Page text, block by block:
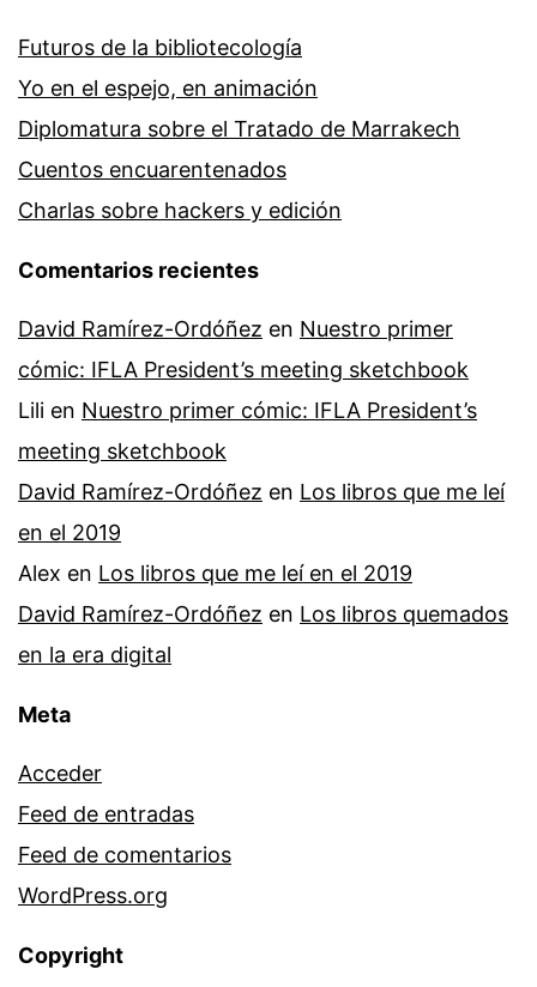
Futuros de la bibliotecología
Yo en el espejo, en animación
Diplomatura sobre el Tratado de Marrakech
Cuentos encuarentenados
Charlas sobre hackers y edición
Comentarios recientes
David Ramírez-Ordóñez en Nuestro primer
cómic: IFLA President’s meeting sketchbook
Lili en Nuestro primer cómic: IFLA President’s
meeting sketchbook
David Ramírez-Ordóñez en Los libros que me leí
en el 2019
Alex en Los libros que me leí en el 2019
David Ramírez-Ordóñez en Los libros quemados
en la era digital
Meta
Acceder
Feed de entradas
Feed de comentarios
WordPress.org
Copyright